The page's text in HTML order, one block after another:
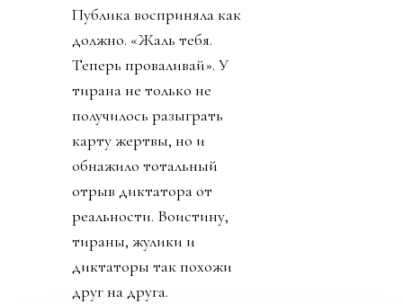
Публика восприняла как
должно. «Жаль тебя.
Теперь проваливай». У
тирана не только не
получилось разыграть
карту жертвы, но и
обнажило тотальный
отрыв диктатора от
реальности. Воистину,
тираны, жулики и
диктаторы так похожи
друг на друга.